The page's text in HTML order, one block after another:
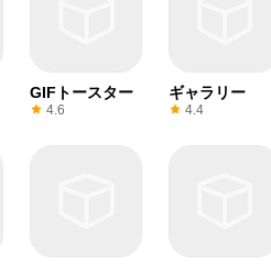
GIFトースター
4.6
ギャラリー
4.4